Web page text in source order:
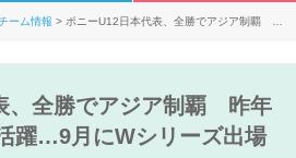
ーム情報
ポニーU12日本代表、全勝でアジア制覇 昨
、全勝でアジア制覇 昨年
躍…9月にWシリーズ出場